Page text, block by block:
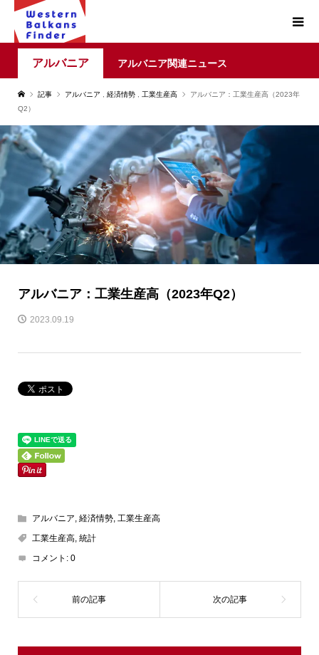
アルバニア アルバニア関連ニュース
記事 アルバニア 経済情勢 工業生産高
アルバニア：工業生産高（2023年
Q2）
アルバニア：工業生産高（2023年Q2）
2023.09.19
アルバニア, 経済情勢, 工業生産高
工業生産高, 統計
コメント: 0